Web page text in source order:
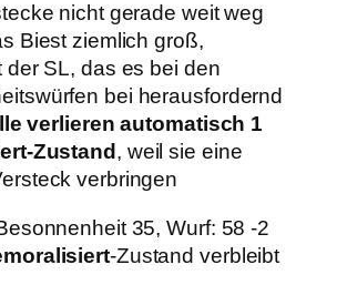
nicht gerade weit weg
Biest ziemlich groß,
der SL, das es bei den
bei herausfordernd
verlieren automatisch 1
Zustand , weil sie eine
verbringen
35, Wurf: 58 -2
-Zustand verbleibt